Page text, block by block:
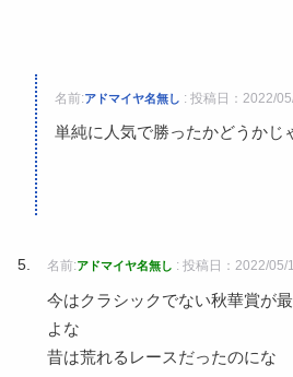
名前:アドマイヤ名無し : 投稿日：2022/
単純に人気で勝ったかどうかじ
名前:アドマイヤ名無し : 投稿日：2022/05/
今はクラシックでない秋華賞が
よな
昔は荒れるレースだったのにな